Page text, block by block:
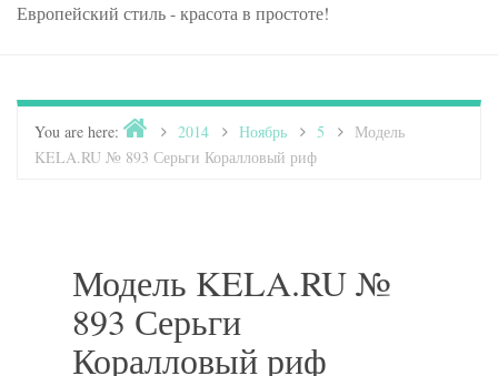
Европейский стиль - красота в простоте!
You are here: Home2014 Ноябрь 5
Модель
KELA.RU № 893 Серьги Коралловый риф
Модель KELA.RU №
893 Серьги
Коралловый риф